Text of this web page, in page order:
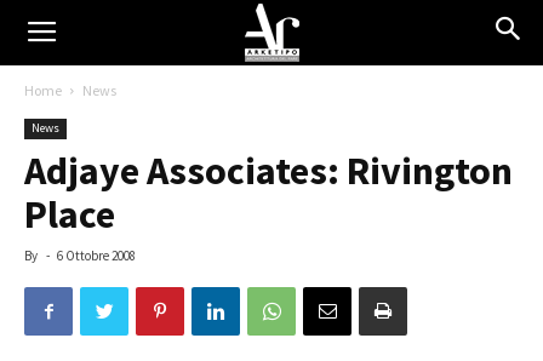
Home News
News
Adjaye Associates: Rivington
Place
By - 6 Ottobre 2008